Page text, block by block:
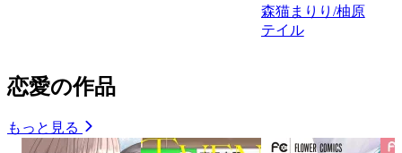
森猫まりり/柚原
テイル
恋愛の作品
もっと見る